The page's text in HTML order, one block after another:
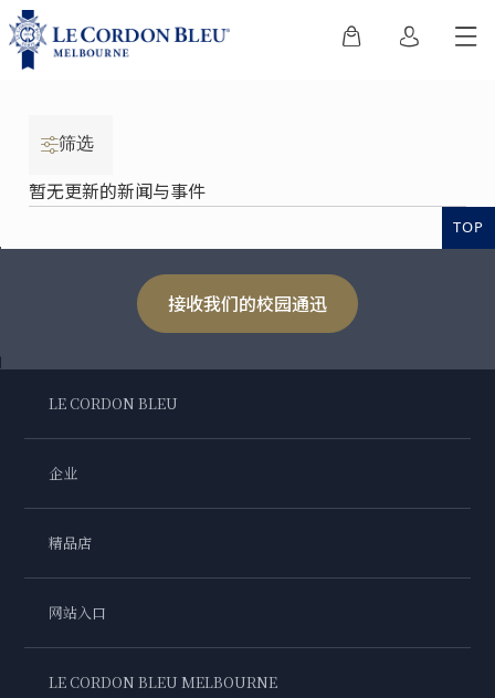
筛选
暂无更新的新闻与事件
TOP
接收我们的校园通迅
LE CORDON BLEU
企业
精品店
网站入口
LE CORDON BLEU MELBOURNE